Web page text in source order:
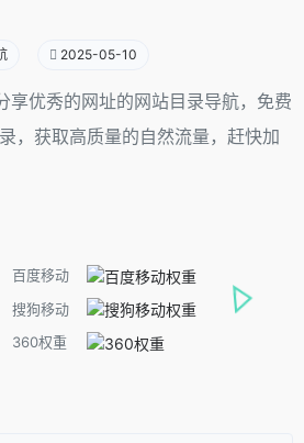
2025-05-10
享优秀的网址的网站目录导航，免费
，获取高质量的自然流量，赶快加
百度移动
搜狗移动
360权重